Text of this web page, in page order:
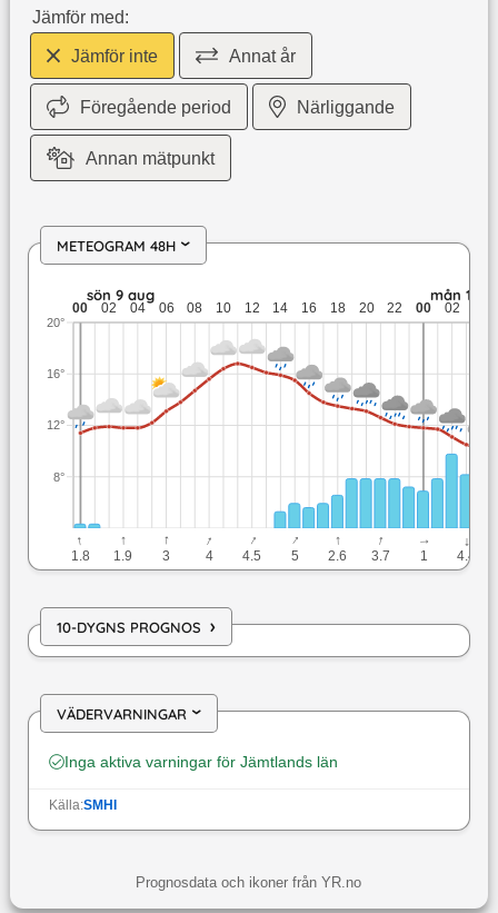
Jämför med:
Jämför inte Annat år
Föregående period Närliggande
Annan mätpunkt
METEOGRAM 48H ›
sön 9 aug: 16,8 till 11,4 grader: 8,9 mm nederbörd: upp
sön 9 aug mån 10
00 02 04 06 08 10 12 14 16 18 20 22 00 02
8°
12°
16°
20°
↓
1.8
↓
1.9
↓
3
↓
4
↓
4.5
↓
5
↓
2.6
↓
3.7
↓
1
↓
4.4
10-DYGNS PROGNOS ›
VÄDERVARNINGAR›
Inga aktiva varningar för Jämtlands län
Källa:SMHI
Prognosdata och ikoner från YR.no